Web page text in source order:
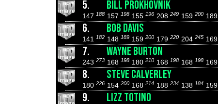
5. BILL PROKHOVNIK
147 188 157 198 155 196 208 249 159 200 189
6. BOB DAVIS
141
182 148 189 159 200 179 220 204 245 169
7. WAYNE BURTON
243 273 168 198 180 210 168 198 168 198 169
8. STEVE CALVERLEY
180 226 154 200 168 214 188 234 138 184 159
9. LIZZ TOTINO